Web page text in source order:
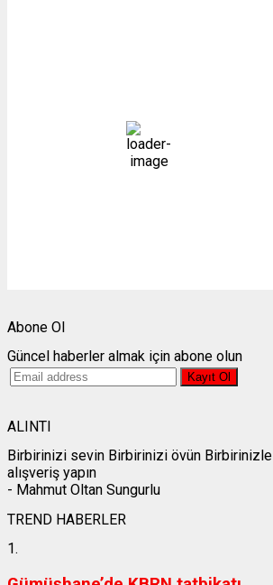
51 %
1012 mb
Abone Ol
Güncel haberler almak için abone olun
ALINTI
Birbirinizi sevin Birbirinizi övün Birbirinizle
alışveriş yapın
- Mahmut Oltan Sungurlu
TREND HABERLER
1.